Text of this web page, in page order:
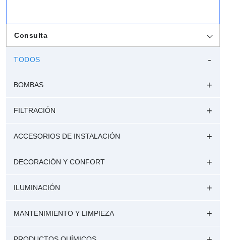
Consulta
TODOS
BOMBAS
FILTRACIÓN
ACCESORIOS DE INSTALACIÓN
DECORACIÓN Y CONFORT
ILUMINACIÓN
MANTENIMIENTO Y LIMPIEZA